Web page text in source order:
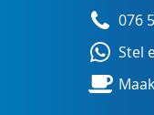
076
Stel